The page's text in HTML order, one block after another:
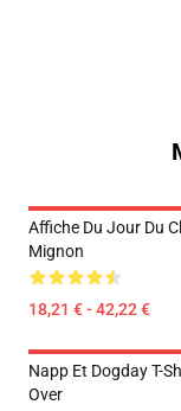
Affiche Du Jour Du
Mignon
18,21 € - 42,22 €
Napp Et Dogday T-
Over